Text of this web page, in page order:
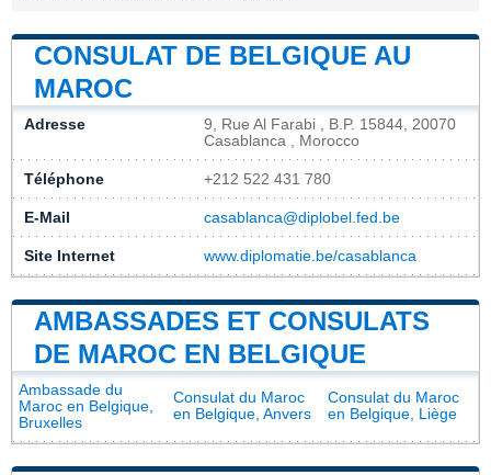
CONSULAT DE BELGIQUE AU
MAROC
Adresse
9, Rue Al Farabi , B.P. 15844, 20070
Casablanca , Morocco
Téléphone +212 522 431 780
E-Mail casablanca@diplobel.fed.be
Site Internet www.diplomatie.be/casablanca
AMBASSADES ET CONSULATS
DE MAROC EN BELGIQUE
Ambassade du
Maroc en Belgique,
Bruxelles
Consulat du Maroc
en Belgique, Anvers
Consulat du Maroc
en Belgique, Liège